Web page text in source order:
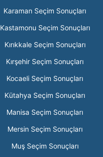
Karaman Seçim Sonuçları
Kastamonu Seçim Sonuçları
Kırıkkale Seçim Sonuçları
Kırşehir Seçim Sonuçları
Kocaeli Seçim Sonuçları
Kütahya Seçim Sonuçları
Manisa Seçim Sonuçları
Mersin Seçim Sonuçları
Muş Seçim Sonuçları